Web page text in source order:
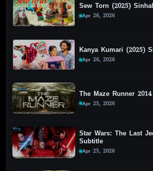
Sew Torn (2025)
Apr 26, 2026
Kanya Kumari (2025)
Apr 26, 2026
The Maze Runner
Apr 25, 2026
Star Wars: The Last
Subtitle
Apr 25, 2026